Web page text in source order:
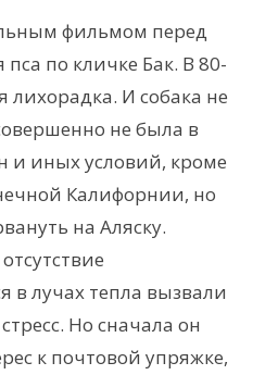
фильмом перед
по кличке Бак. В 80-
лихорадка. И собака не
не была в
и иных условий, кроме
Калифорнии, но
на Аляску.
в лучах тепла вызвали
Но сначала он
к почтовой упряжке,